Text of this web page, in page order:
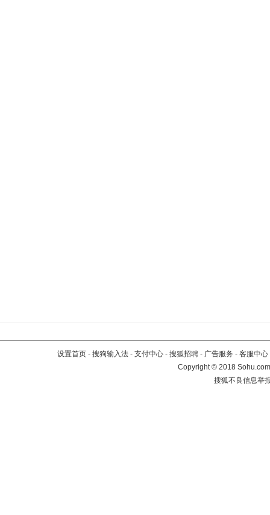
设置首页 - 搜狗输入法 - 支付中心 - 搜狐招聘 - 广告服务 - 客服中心
Copyright©2018
搜狐不良信息举